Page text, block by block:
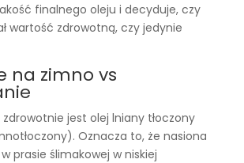
finalnego oleju i decyduje, czy
wartość zdrowotną, czy jedynie
na zimno vs
jest olej lniany tłoczony
Oznacza to, że nasiona
prasie ślimakowej w niskiej